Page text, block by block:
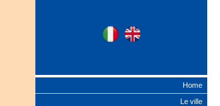
Ville Gentilizie
Ita
Home
Le ville